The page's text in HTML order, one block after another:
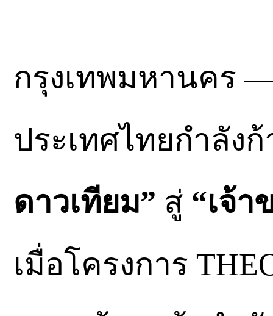
กรุงเทพมหานคร
ประเทศไทยกำลัง
ดาวเทียม” สู่ “เจ้า
เมื่อโครงการ